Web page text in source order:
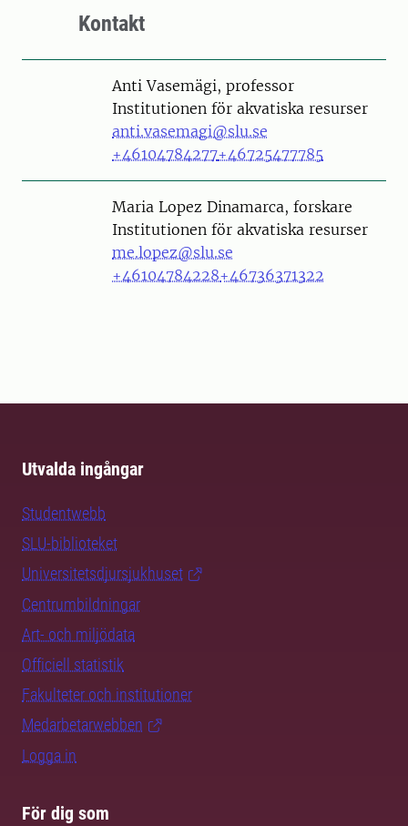
Kontakt
PersonAnti Vasemägi, professor
Institutionen för akvatiska resurser
anti.vasemagi@slu.se
+46104784277+46725477785
PersonMaria Lopez Dinamarca, forskare
Institutionen för akvatiska resurser
me.lopez@slu.se
+46104784228+46736371322
Utvalda ingångar
Studentwebb
SLU-biblioteket
Universitetsdjursjukhuset
Centrumbildningar
Art- och miljödata
Officiell statistik
Fakulteter och institutioner
Medarbetarwebben
Logga in
För dig som